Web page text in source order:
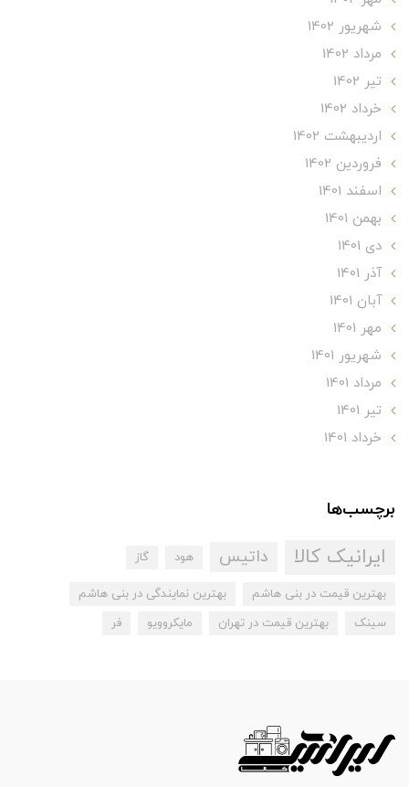
شهریور 1402
مرداد 1402
تير 1402
خرداد 1402
ارديبهشت 1402
فروردین 1402
اسفند 1401
بهمن 1401
دی 1401
آذر 1401
آبان 1401
مهر 1401
شهریور 1401
مرداد 1401
تير 1401
خرداد 1401
برچسب‌ها
ایرانیک کالا داتیس هود گاز
بهترین قیمت در بنی هاشم
بهترین نمایندگی در بنی هاشم
سینک
بهترین قیمت در تهران مایکروویو فر